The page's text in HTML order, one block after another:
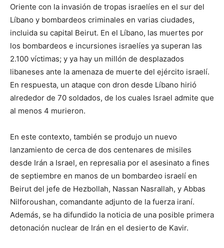
Oriente con la invasión de tropas israelíes en el sur del
Líbano y bombardeos criminales en varias ciudades,
incluida su capital Beirut. En el Líbano, las muertes por
los bombardeos e incursiones israelíes ya superan las
2.100 víctimas; y ya hay un millón de desplazados
libaneses ante la amenaza de muerte del ejército israelí.
En respuesta, un ataque con dron desde Líbano hirió
alrededor de 70 soldados, de los cuales Israel admite que
al menos 4 murieron.
En este contexto, también se produjo un nuevo
lanzamiento de cerca de dos centenares de misiles
desde Irán a Israel, en represalia por el asesinato a fines
de septiembre en manos de un bombardeo israelí en
Beirut del jefe de Hezbollah, Nassan Nasrallah, y Abbas
Nilforoushan, comandante adjunto de la fuerza iraní.
Además, se ha difundido la noticia de una posible primera
detonación nuclear de Irán en el desierto de Kavir.